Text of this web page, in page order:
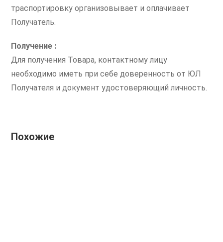
траспортировку организовывает и оплачивает
Получатель.
Получение :
Для получения Товара, контактному лицу
необходимо иметь при себе доверенность от ЮЛ
Получателя и документ удостоверяющий личность.
Похожие